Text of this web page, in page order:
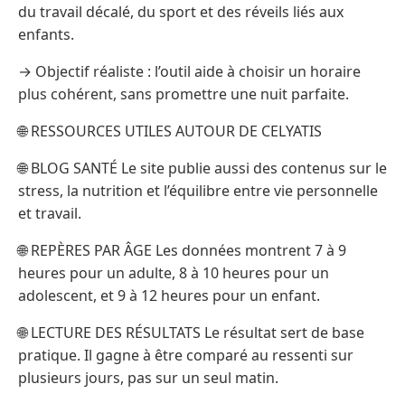
du travail décalé, du sport et des réveils liés aux
enfants.
→ Objectif réaliste : l’outil aide à choisir un horaire
plus cohérent, sans promettre une nuit parfaite.
🌐 RESSOURCES UTILES AUTOUR DE CELYATIS
🌐 BLOG SANTÉ Le site publie aussi des contenus sur le
stress, la nutrition et l’équilibre entre vie personnelle
et travail.
🌐 REPÈRES PAR ÂGE Les données montrent 7 à 9
heures pour un adulte, 8 à 10 heures pour un
adolescent, et 9 à 12 heures pour un enfant.
🌐 LECTURE DES RÉSULTATS Le résultat sert de base
pratique. Il gagne à être comparé au ressenti sur
plusieurs jours, pas sur un seul matin.